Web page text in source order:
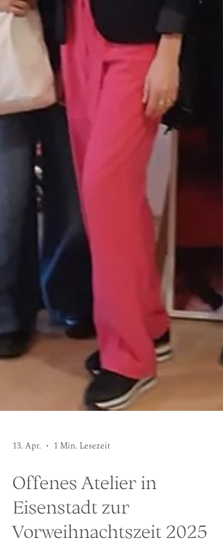
Offenes Atelier in
Eisenstadt zur